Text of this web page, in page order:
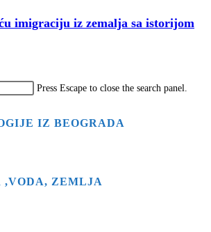
imigraciju iz zemalja sa istorijom
Press Escape to close the search panel.
IZ BEOGRADA
,VODA, ZEMLJA